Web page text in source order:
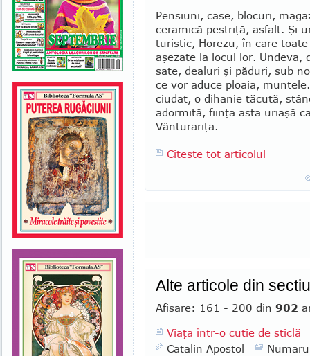
Pensiuni, case, blocuri,
ceramică pestriţă, asfalt. Şi
turistic, Horezu, în care
aşezate la locul lor. Undeva,
sate, dealuri şi păduri, sub
ce vor aduce ploaia,
ciudat, o dihanie tăcută,
adormită, fiinţa asta uriaşă
Vân­turariţa.
Citeste tot articolul
Alte articole din
Afisare: 161 - 200 din 902
Viaţa într-o cutie de sticlă
Catalin Apostol